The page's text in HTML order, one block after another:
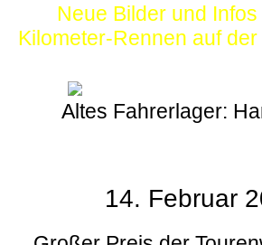
Neue Bilder und
Kilometer-Rennen auf
Altes Fahrerlager:
14. Februar